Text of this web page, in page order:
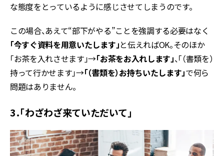
な態度をとっているように感じさせてしまうのです。
この場合、あえて“部下がやる”ことを強調する必要はなく
「今すぐ資料を用意いたします」と伝えればOK。そのほか
「お茶を入れさせます」→「お茶をお入れします」、「（書類を）
持って行かせます」→「（書類を）お持ちいたします」で何ら
問題はありません。
3．「わざわざ来ていただいて」